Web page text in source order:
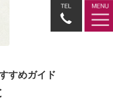
すめガイド